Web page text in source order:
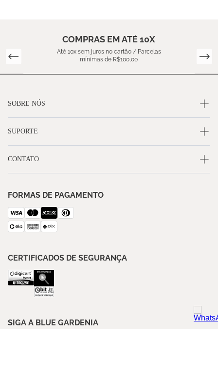
COMPRAS EM ATÉ 10X
Até 10x sem juros no cartão / Parcelas
mínimas de R$100,00
SOBRE NÓS
SUPORTE
CONTATO
FORMAS DE PAGAMENTO
CERTIFICADOS DE SEGURANÇA
SIGA A BLUE GARDENIA